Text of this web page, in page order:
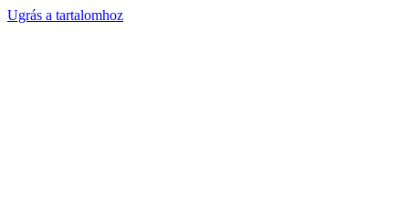
Ugrás a tartalomhoz